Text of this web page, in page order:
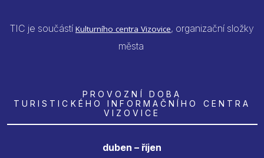
TIC je součástí Kulturního centra Vizovice, organizační složky
města
PROVOZNÍ DOBA
TURISTICKÉHO INFORMAČNÍHO CENTRA
VIZOVICE
duben – říjen